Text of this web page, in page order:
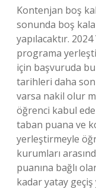
Kontenjan boş
sonunda boş
yapılacaktır.
programa
için başvuruda
tarihleri ​​daha
varsa nakil olur
öğrenci kabul
taban puana ve
yerleştirmeyle
kurumları
puanına bağlı
kadar yatay